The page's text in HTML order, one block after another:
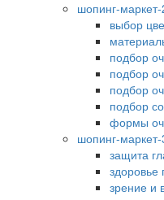
шопинг-маркет-
выбор
подбор
подбор
подбор
подбор
формы
шопинг-маркет-
защита
здоровье
зрение и